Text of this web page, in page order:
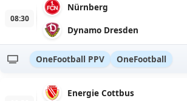
08:30
Nürnberg
Dynamo Dresden
OneFootball PPV OneFootball
Energie Cottbus